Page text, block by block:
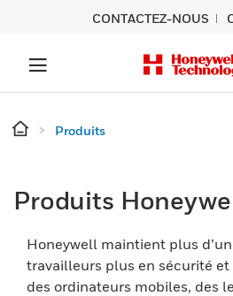
CONTACTEZ-NOUS
Produits
Produits
Honeywell maintient plus
travailleurs plus en sécurité
des ordinateurs mobiles, des